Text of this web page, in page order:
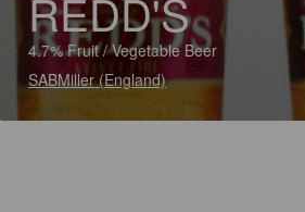
REDD'S
4.7% Fruit / Vegetable Beer
SABMiller (England)